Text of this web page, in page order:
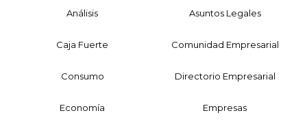
Análisis Asuntos Legales
Caja Fuerte Comunidad Empresarial
Consumo Directorio Empresarial
Economía Empresas